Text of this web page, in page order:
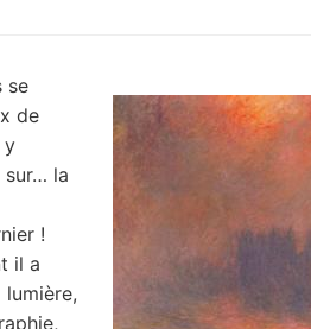
se
de
y
sur… la
!
il a